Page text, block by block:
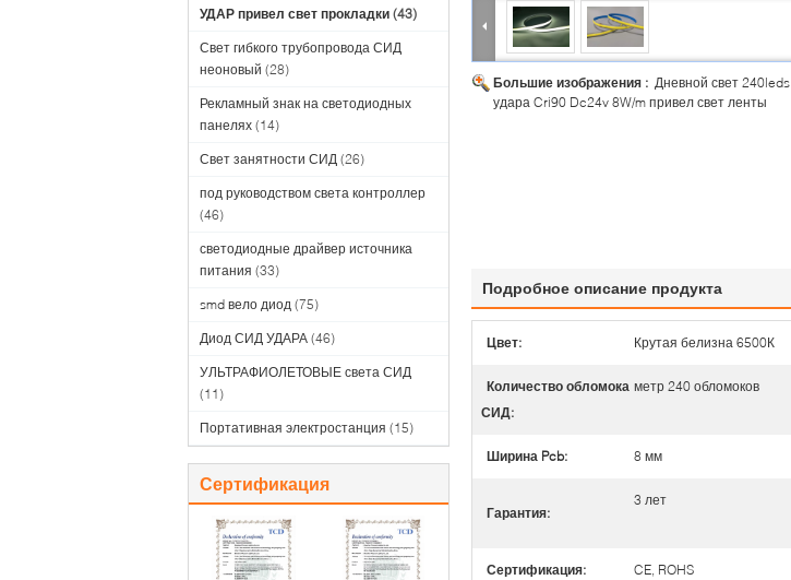
УДАР привел свет прокладки (43)
Свет гибкого трубопровода СИД
неоновый (28)
Рекламный знак на светодиодных
панелях (14)
Свет занятности СИД (26)
под руководством света контроллер
(46)
светодиодные драйвер источника
питания (33)
smd вело диод (75)
Диод СИД УДАРА (46)
УЛЬТРАФИОЛЕТОВЫЕ света СИД
(11)
Портативная электростанция (15)
Сертификация
Большие изображения : Дневной свет 240leds
удара Cri90 Dc24v 8W/m привел свет ленты
Подробное описание продукта
Цвет: Крутая белизна 6500К
Количество обломока
СИД:
метр 240 обломоков
Ширина Pcb: 8 мм
Гарантия:
3 лет
Сертификация: CE, ROHS